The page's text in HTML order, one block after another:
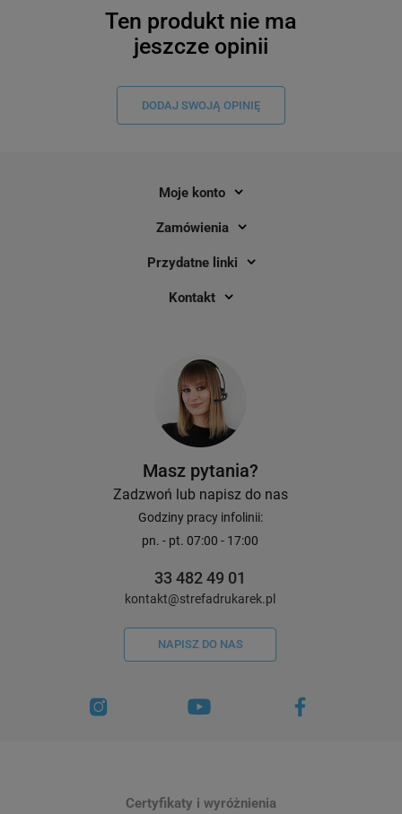
Kalka barwiąca Specmark 64 mm x
DO KOSZYKA
Ten produkt nie ma
jeszcze opinii
DODAJ SWOJĄ OPINIĘ
Moje konto
Zamówienia
Przydatne linki
Kontakt
Masz pytania?
Zadzwoń lub napisz do nas
Godziny pracy infolinii:
pn. - pt. 07:00 - 17:00
33 482 49 01
kontakt@strefadrukarek.pl
NAPISZ DO NAS
Certyfikaty i wyróżnienia